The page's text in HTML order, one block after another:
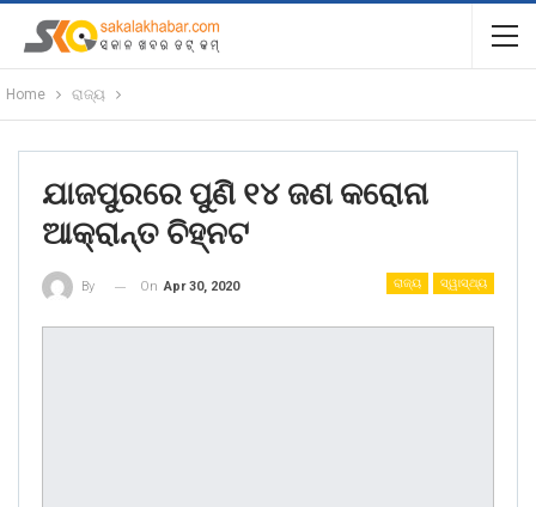
Home ରାଜ୍ୟ
ଯାଜପୁରରେ ପୁଣି ୧୪ ଜଣ କରୋନା
ଆକ୍ରାନ୍ତ ଚିହ୍ନଟ
ରାଜ୍ୟ ସ୍ୱାସ୍ଥ୍ୟ
By On Apr 30, 2020